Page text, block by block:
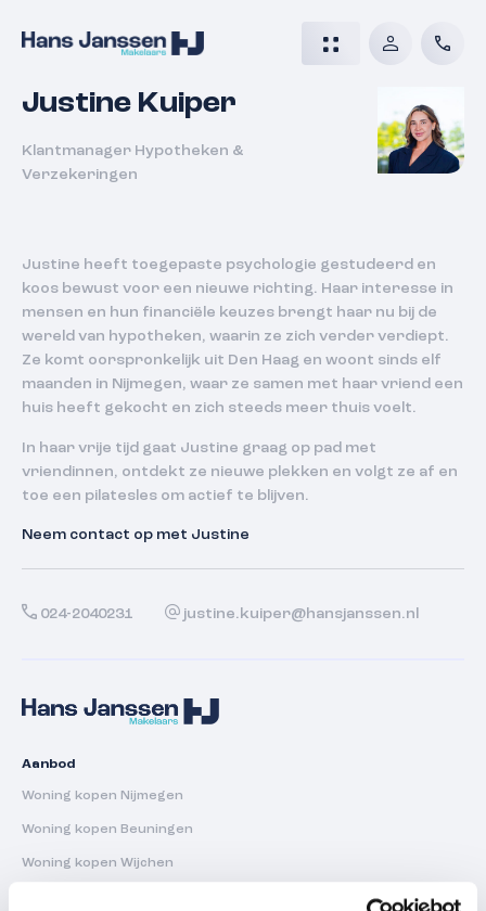
Justine Kuiper
Klantmanager Hypotheken &
Verzekeringen
Justine heeft toegepaste psychologie gestudeerd en
koos bewust voor een nieuwe richting. Haar interesse in
mensen en hun financiële keuzes brengt haar nu bij de
wereld van hypotheken, waarin ze zich verder verdiept.
Ze komt oorspronkelijk uit Den Haag en woont sinds elf
maanden in Nijmegen, waar ze samen met haar vriend een
huis heeft gekocht en zich steeds meer thuis voelt.
In haar vrije tijd gaat Justine graag op pad met
vriendinnen, ontdekt ze nieuwe plekken en volgt ze af en
toe een pilatesles om actief te blijven.
Neem contact op met Justine
024-2040231 justine.kuiper@hansjanssen.nl
Aanbod
Woning kopen Nijmegen
Woning kopen Beuningen
Woning kopen Wijchen